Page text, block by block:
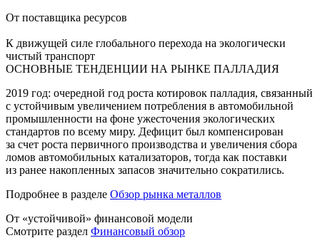
От поставщика ресурсов
К движущей силе глобального перехода на экологически
чистый транспорт
ОСНОВНЫЕ ТЕНДЕНЦИИ НА РЫНКЕ ПАЛЛАДИЯ
2019 год: очередной год роста котировок палладия, связанный
с устойчивым увеличением потребления в автомобильной
промышленности на фоне ужесточения экологических
стандартов по всему миру. Дефицит был компенсирован
за счет роста первичного производства и увеличения сбора
ломов автомобильных катализаторов, тогда как поставки
из ранее накопленных запасов значительно сократились.
Подробнее в разделе Обзор рынка металлов
От «устойчивой» финансовой модели
Смотрите раздел Финансовый обзор